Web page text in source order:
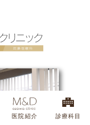
医院紹介 診療科目